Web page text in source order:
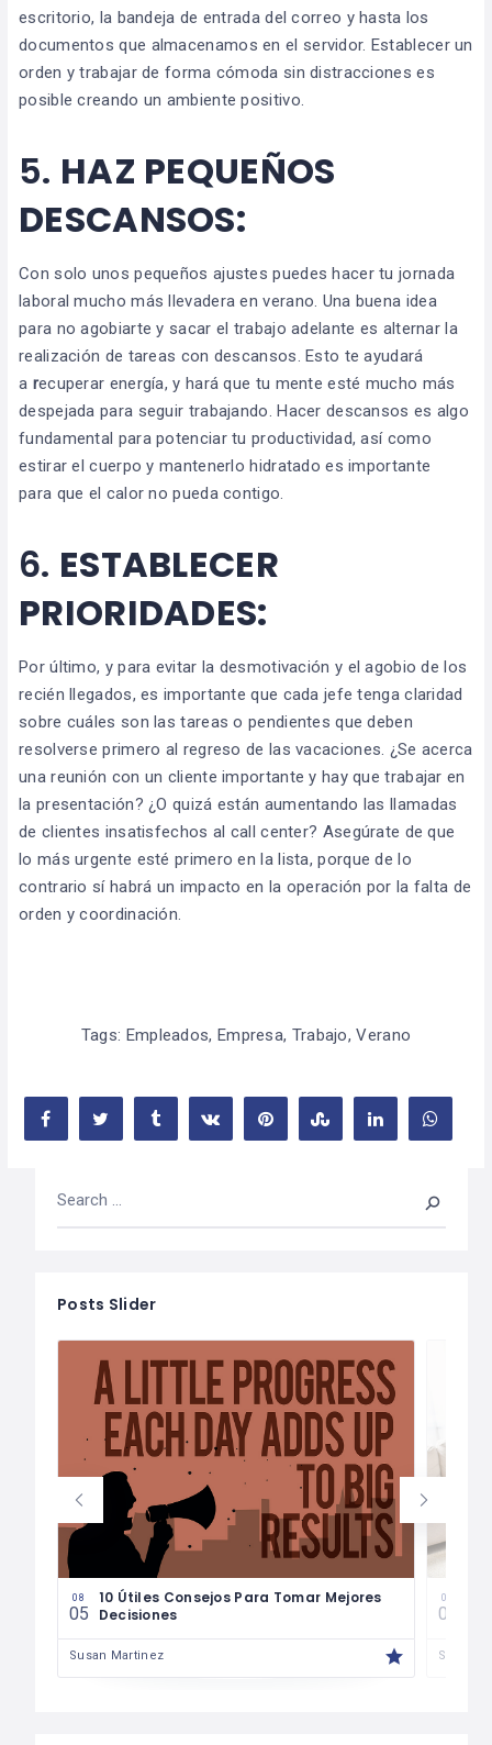
escritorio, la bandeja de entrada del correo y hasta los
documentos que almacenamos en el servidor. Establecer un
orden y trabajar de forma cómoda sin distracciones es
posible creando un ambiente positivo.
5. HAZ PEQUEÑOS
DESCANSOS:
Con solo unos pequeños ajustes puedes hacer tu jornada
laboral mucho más llevadera en verano. Una buena idea
para no agobiarte y sacar el trabajo adelante es alternar la
realización de tareas con descansos. Esto te ayudará
a recuperar energía, y hará que tu mente esté mucho más
despejada para seguir trabajando. Hacer descansos es algo
fundamental para potenciar tu productividad, así como
estirar el cuerpo y mantenerlo hidratado es importante
para que el calor no pueda contigo.
6. ESTABLECER
PRIORIDADES:
Por último, y para evitar la desmotivación y el agobio de los
recién llegados, es importante que cada jefe tenga claridad
sobre cuáles son las tareas o pendientes que deben
resolverse primero al regreso de las vacaciones. ¿Se acerca
una reunión con un cliente importante y hay que trabajar en
la presentación? ¿O quizá están aumentando las llamadas
de clientes insatisfechos al call center? Asegúrate de que
lo más urgente esté primero en la lista, porque de lo
contrario sí habrá un impacto en la operación por la falta de
orden y coordinación.
Tags: Empleados, Empresa, Trabajo,Verano
Posts Slider
08
05
10 Útiles Consejos Para Tomar Mejores
Decisiones
Susan Martinez
08
04
Susan